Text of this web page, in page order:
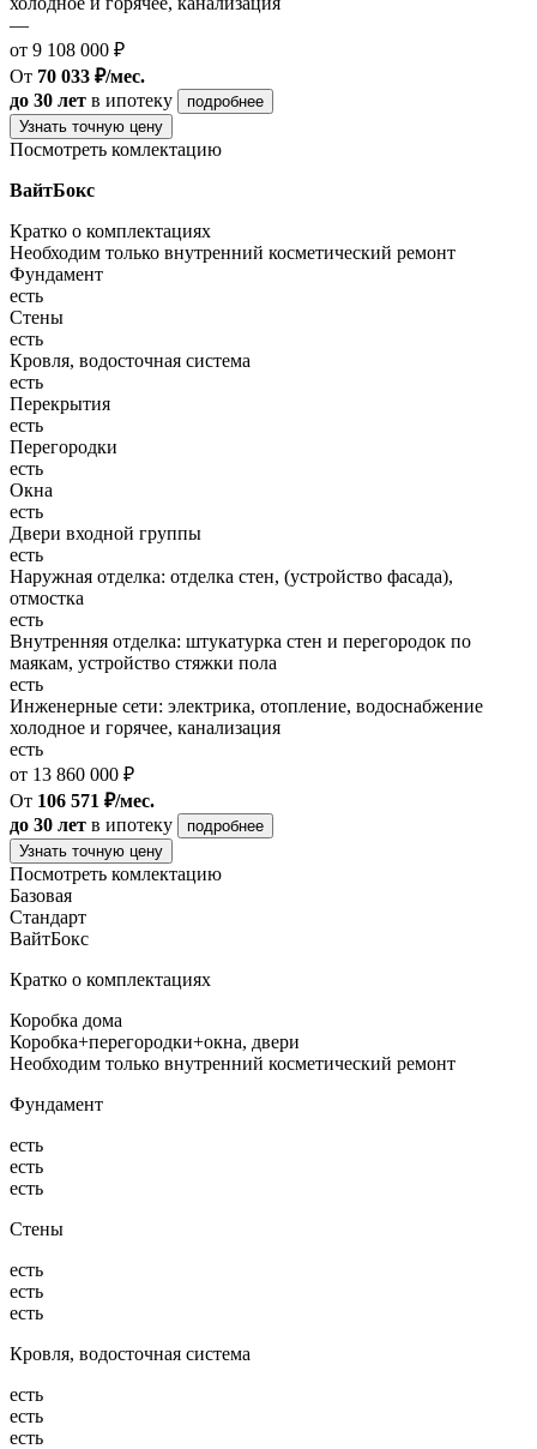
—
от 9 108 000 ₽
От 70 033 ₽/мес.
до 30 лет в ипотеку
подробнее
Узнать точную цену
Посмотреть комлектацию
ВайтБокс
Кратко о комплектациях
Необходим только внутренний косметический ремонт
Фундамент
есть
Стены
есть
Кровля, водосточная система
есть
Перекрытия
есть
Перегородки
есть
Окна
есть
Двери входной группы
есть
Наружная отделка: отделка стен, (устройство фасада),
отмостка
есть
Внутренняя отделка: штукатурка стен и перегородок по
маякам, устройство стяжки пола
есть
Инженерные сети: электрика, отопление, водоснабжение
холодное и горячее, канализация
есть
от 13 860 000 ₽
От 106 571 ₽/мес.
до 30 лет в ипотеку
подробнее
Узнать точную цену
Посмотреть комлектацию
Базовая
Стандарт
ВайтБокс
Кратко о комплектациях
Коробка дома
Коробка+перегородки+окна, двери
Необходим только внутренний косметический ремонт
Фундамент
есть
есть
есть
Стены
есть
есть
есть
Кровля, водосточная система
есть
есть
есть